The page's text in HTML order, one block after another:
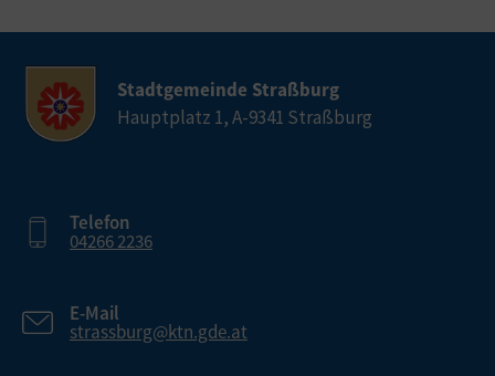
Stadtgemeinde Straßburg
Hauptplatz 1, A-9341 Straßburg
Telefon
04266 2236
E-Mail
strassburg@ktn.gde.at